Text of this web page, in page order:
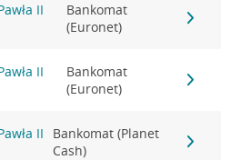
II
Bankomat
(Euronet)
II
Bankomat
(Euronet)
II
Bankomat (Planet
Cash)